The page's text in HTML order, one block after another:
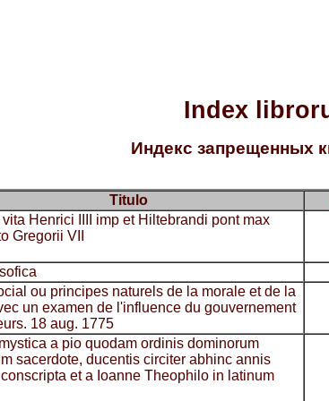
Index
Индекс запрещенных
Titulo
Henrici IIII imp et Hiltebrandi pont max
Gregorii VII
ou principes naturels de la morale et de la
un examen de l'influence du gouvernement
18 aug. 1775
a pio quodam ordinis dominorum
sacerdote, ducentis circiter abhinc annis
et a Ioanne Theophilo in latinum